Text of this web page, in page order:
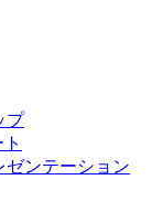
プ
ゼンテーション